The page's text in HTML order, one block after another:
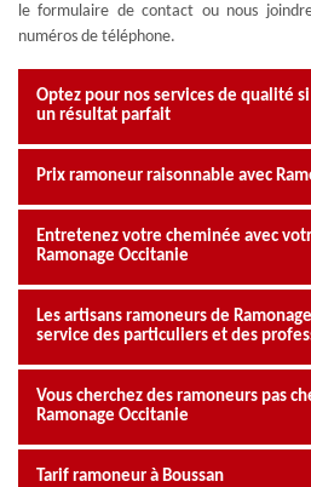
le formulaire de contact ou nous
numéros de téléphone.
Optez pour nos services de qualité
un résultat parfait
Prix ramoneur raisonnable avec
Entretenez votre cheminée avec
Ramonage Occitanie
Les artisans ramoneurs de
service des particuliers et des
Vous cherchez des ramoneurs pas
Ramonage Occitanie
Tarif ramoneur à Boussan